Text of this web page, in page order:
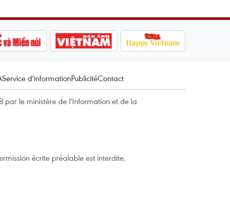
Service d'informationPublicitéContact
par le ministère de l'Information et de la
écrite préalable est interdite.